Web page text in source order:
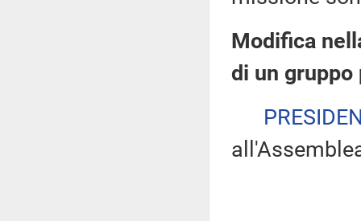
Modifica
di un